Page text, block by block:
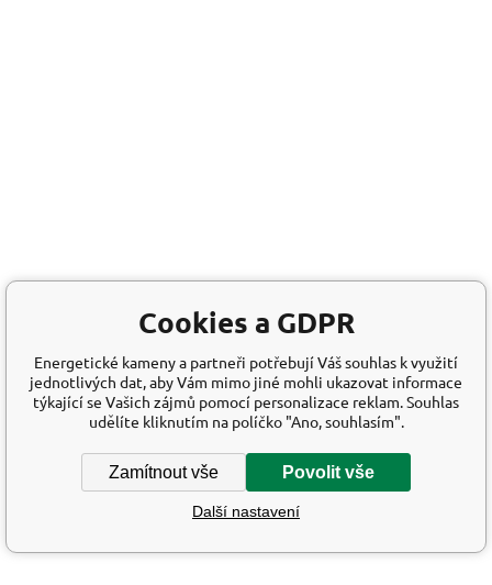
Cookies a GDPR
Energetické kameny a partneři potřebují Váš souhlas k využití
jednotlivých dat, aby Vám mimo jiné mohli ukazovat informace
týkající se Vašich zájmů pomocí personalizace reklam. Souhlas
udělíte kliknutím na políčko "Ano, souhlasím".
Zamítnout vše Povolit vše
Další nastavení